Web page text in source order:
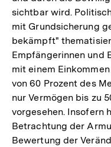
sichtbar wird.
mit Grundsicherung
bekämpft"
Empfängerinnen und
mit einem
von 60 Prozent des
nur Vermögen bis zu
vorgesehen. Insofern
Betrachtung der
Bewertung der